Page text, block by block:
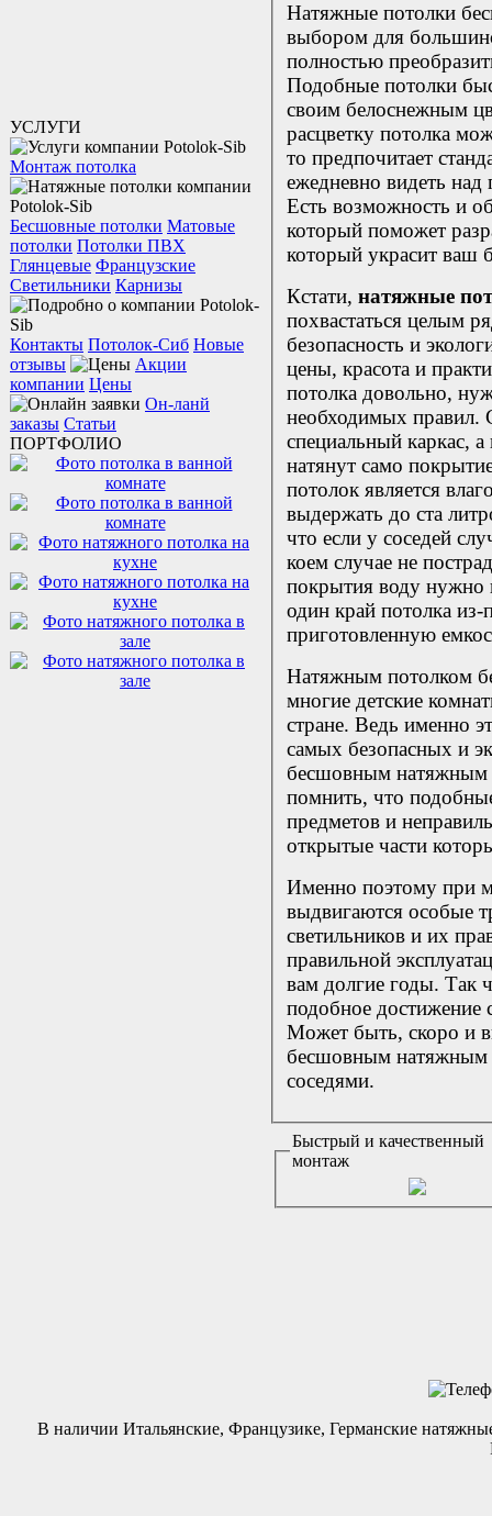
УСЛУГИ
Монтаж потолка
Бесшовные потолки Матовые
потолки Потолки ПВХ
Глянцевые Французские
Светильники Карнизы
Контакты Потолок-Сиб Новые
отзывы
Акции
компании Цены
Он-ланй
заказы Статьи
ПОРТФОЛИО
Натяжные потолки
выбором для
полностью
Подобные потолки
своим белоснежным
расцветку потолка
то предпочитает
ежедневно видеть над
Есть возможность и
который поможет
который украсит ваш
Кстати, натяжные
похвастаться целым
безопасность и
цены, красота и
потолка довольно,
необходимых правил.
специальный каркас,
натянут само
потолок является
выдержать до ста
что если у соседей
коем случае не
покрытия воду нужно
один край потолка из-
приготовленную
Натяжным потолком
многие детские
стране. Ведь именно
самых безопасных и
бесшовным натяжным
помнить, что
предметов и
открытые части
Именно поэтому при
выдвигаются особые
светильников и их
правильной
вам долгие годы. Так
подобное достижение
Может быть, скоро и
бесшовным натяжным
соседями.
Быстрый и качественный
монтаж
В наличии Итальянские, Французике, Германские